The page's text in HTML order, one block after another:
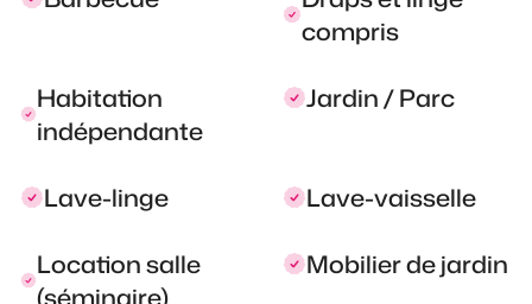
compris
Habitation
indépendante
Jardin / Parc
Lave-linge
Lave-vaisselle
Location salle
(séminaire)
Mobilier de jardin